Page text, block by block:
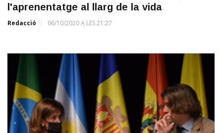
l'aprenentatge al llarg de la vida
Redacció 06/10/2020 A LES 21:27